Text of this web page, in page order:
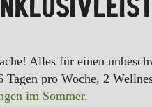
Alles für einen
Tagen pro Woche, 2
im Sommer.